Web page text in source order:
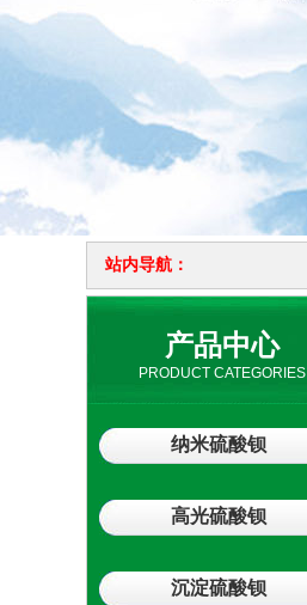
站内导航：
产品中心
PRODUCT CATEGORIES
纳米硫酸钡
高光硫酸钡
沉淀硫酸钡